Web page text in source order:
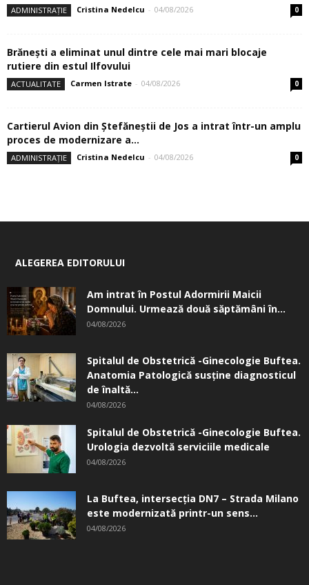
ADMINISTRAȚIE Cristina Nedelcu - 04/08/2026 0
Brănești a eliminat unul dintre cele mai mari blocaje
rutiere din estul Ilfovului
ACTUALITATE Carmen Istrate - 04/08/2026 0
Cartierul Avion din Ştefăneştii de Jos a intrat într-un amplu
proces de modernizare a...
ADMINISTRAȚIE Cristina Nedelcu - 04/08/2026 0
ALEGEREA EDITORULUI
Am intrat în Postul Adormirii Maicii
Domnului. Urmează două săptămâni în...
04/08/2026
Spitalul de Obstetrică -Ginecologie Buftea.
Anatomia Patologică susţine diagnosticul
de înaltă...
04/08/2026
Spitalul de Obstetrică -Ginecologie Buftea.
Urologia dezvoltă serviciile medicale
04/08/2026
La Buftea, intersecţia DN7 – Strada Milano
este modernizată printr-un sens...
04/08/2026